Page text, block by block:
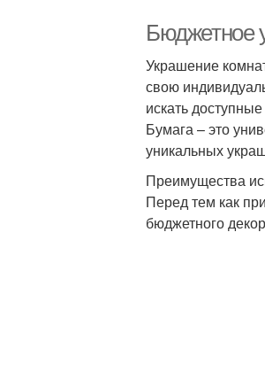
Бюджетное
Украшение
свою
искать
Бумага – это
уникальных
Преимущества
Перед тем как
бюджетного